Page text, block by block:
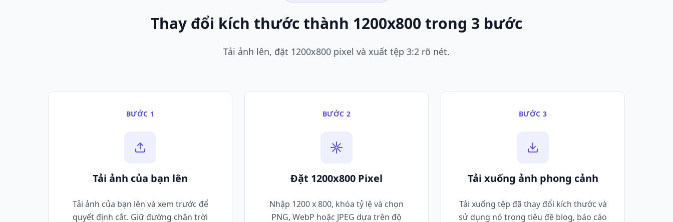
Thay đổi kích thước thành 1200x800 trong 3 bước
Tải ảnh lên, đặt 1200x800 pixel và xuất tệp 3:2 rõ nét.
BƯỚC 1
Tải ảnh của bạn lên
Tải ảnh của bạn lên và xem trước để
quyết định cắt. Giữ đường chân trời
BƯỚC 2
Đặt 1200x800 Pixel
Nhập 1200 x 800, khóa tỷ lệ và chọn
PNG, WebP hoặc JPEG dựa trên độ
BƯỚC 3
Tải xuống ảnh phong cảnh
Tải xuống tệp đã thay đổi kích thước và
sử dụng nó trong tiêu đề blog, báo cáo